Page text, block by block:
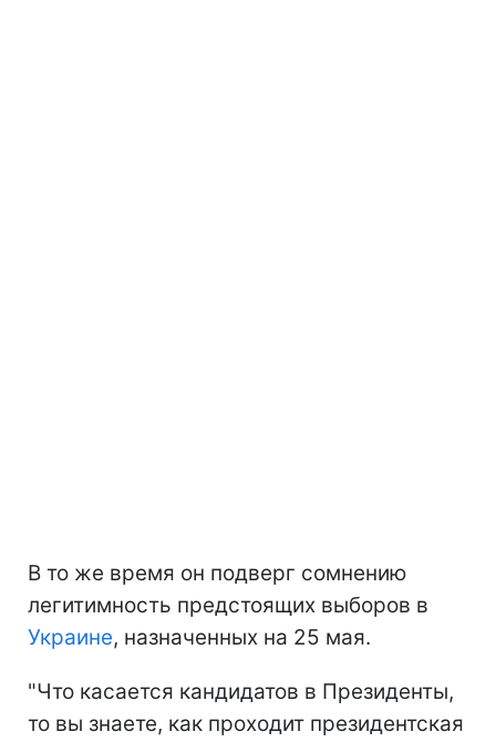
В то же время он подверг сомнению
легитимность предстоящих выборов в
Украине, назначенных на 25 мая.
"Что касается кандидатов в Президенты,
то вы знаете, как проходит президентская